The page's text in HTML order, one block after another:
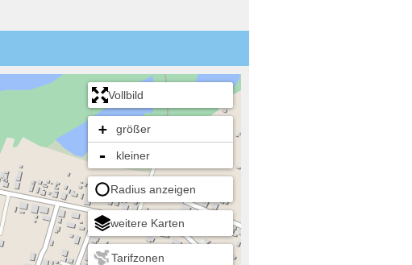
Vollbild
+ größer
- kleiner
Radius anzeigen
weitere Karten
Tarifzonen